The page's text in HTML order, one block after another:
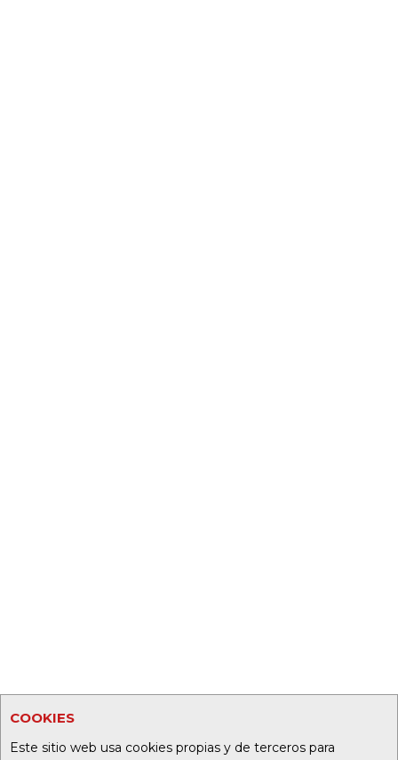
COOKIES
Este sitio web usa cookies propias y de terceros para